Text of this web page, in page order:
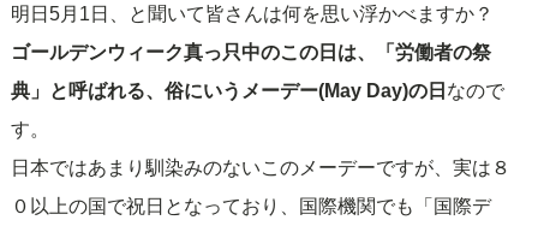
明日5月1日、と聞いて皆さんは何を思い浮かべますか？
ゴールデンウィーク真っ只中のこの日は、「労働者の祭
典」と呼ばれる、俗にいうメーデー(May Day)の日 なので
す。
日本ではあまり馴染みのないこのメーデーですが、実は８
０以上の国で祝日となっており、国際機関でも「国際デ